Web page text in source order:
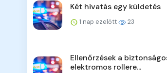
Két hivatás egy küldetés
1 nap ezelőtt 23
Ellenőrzések a
elektromos rollere...